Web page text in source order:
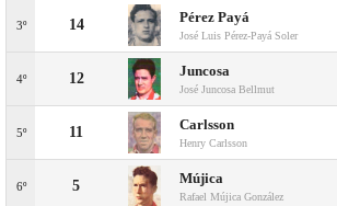
3º 14 Pérez Payá
José Luis Pérez-Payá Soler
4º 12 Juncosa
José Juncosa Bellmut
5º 11 Carlsson
Henry Carlsson
6º 5 Mújica
Rafael Mújica González